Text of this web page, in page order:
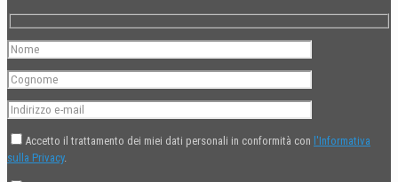
Accetto il trattamento dei miei dati personali in conformità con l'Informativa
sulla Privacy.